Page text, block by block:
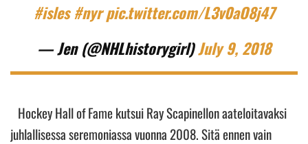
#isles #nyr pic.twitter.com/L3v0aO8j47
— Jen (@NHLhistorygirl)July 9, 2018
Hockey Hall of Fame kutsui Ray Scapinellon aateloitavaksi
juhlallisessa seremoniassa vuonna 2008. Sitä ennen vain